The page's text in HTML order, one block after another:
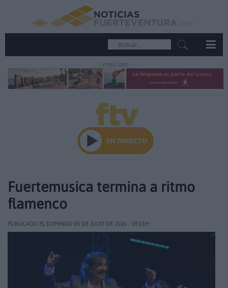
PUBLICIDAD
Fuertemusica termina a ritmo
flamenco
PUBLICADO EL DOMINGO 05 DE JULIO DE 2026 - 09:11H